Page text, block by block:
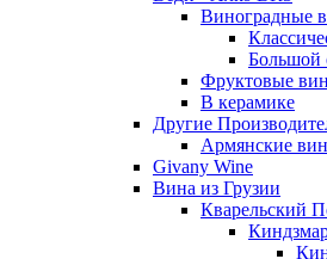
Виноградные
Большой
Фруктовые
В керамике
Другие
Армянские
Givany Wine
Вина из Грузии
Кварельский